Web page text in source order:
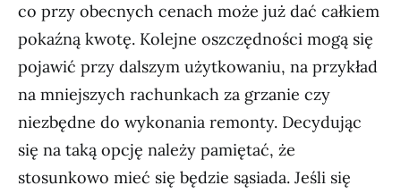
co przy obecnych cenach może już dać całkiem
pokaźną kwotę. Kolejne oszczędności mogą się
pojawić przy dalszym użytkowaniu, na przykład
na mniejszych rachunkach za grzanie czy
niezbędne do wykonania remonty. Decydując
się na taką opcję należy pamiętać, że
stosunkowo mieć się będzie sąsiada. Jeśli się